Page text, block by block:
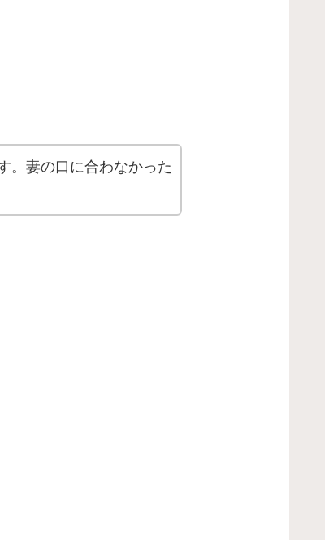
。妻の口に合わなかった